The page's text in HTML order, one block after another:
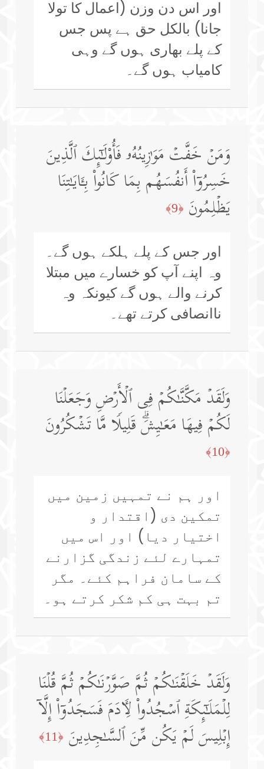
اور اس دن وزن (اعمال کا تولا
جانا) بالکل حق ہے پس جس
کے پلے بھاری ہوں گے وہی
کامیاب ہوں گے۔
وَمَنۡ خَفَّتۡ مَوَ ٰ⁠زِینُهُۥ فَأُو۟لَـٰۤىِٕكَ ٱلَّذِینَ
خَسِرُوۤا۟ أَنفُسَهُم بِمَا كَانُوا۟ بِـَٔایَـٰتِنَا
یَظۡلِمُونَ ﴿9﴾
اور جس کے پلے ہلکے ہوں گے۔
وہ اپنے آپ کو خسارے میں مبتلا
کرنے والے ہوں گے کیونکہ وہ
ناانصافی کرتے تھے۔
وَلَقَدۡ مَكَّنَّـٰكُمۡ فِی ٱلۡأَرۡضِ وَجَعَلۡنَا
لَكُمۡ فِیهَا مَعَـٰیِشَۗ قَلِیلࣰا مَّا تَشۡكُرُونَ
﴿10﴾
اور ہم نے تمہیں زمین میں
تمکین دی (اقتدار و
اختیار دیا) اور اس میں
تمہارے لئے زندگی گزارنے
کے سامان فراہم کئے۔ مگر
تم بہت ہی کم شکر کرتے ہو۔
وَلَقَدۡ خَلَقۡنَـٰكُمۡ ثُمَّ صَوَّرۡنَـٰكُمۡ ثُمَّ قُلۡنَا
لِلۡمَلَـٰۤىِٕكَةِ ٱسۡجُدُوا۟ لِـَٔادَمَ فَسَجَدُوۤا۟ إِلَّاۤ
إِبۡلِیسَ لَمۡ یَكُن مِّنَ ٱلسَّـٰجِدِینَ ﴿11﴾